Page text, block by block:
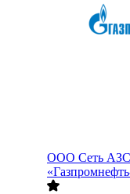
ООО Сеть